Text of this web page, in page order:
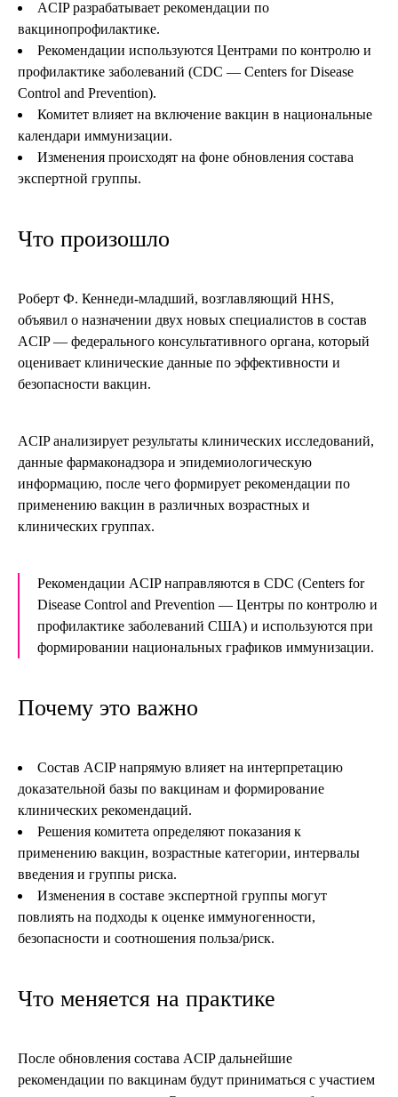
ACIP разрабатывает рекомендации по
вакцинопрофилактике.
Рекомендации используются Центрами по контролю и
профилактике заболеваний (CDC — Centers for Disease
Control and Prevention).
Комитет влияет на включение вакцин в национальные
календари иммунизации.
Изменения происходят на фоне обновления состава
экспертной группы.
Что произошло
Роберт Ф. Кеннеди-младший, возглавляющий HHS,
объявил о назначении двух новых специалистов в состав
ACIP — федерального консультативного органа, который
оценивает клинические данные по эффективности и
безопасности вакцин.
ACIP анализирует результаты клинических исследований,
данные фармаконадзора и эпидемиологическую
информацию, после чего формирует рекомендации по
применению вакцин в различных возрастных и
клинических группах.
Рекомендации ACIP направляются в CDC (Centers for
Disease Control and Prevention — Центры по контролю и
профилактике заболеваний США) и используются при
формировании национальных графиков иммунизации.
Почему это важно
Состав ACIP напрямую влияет на интерпретацию
доказательной базы по вакцинам и формирование
клинических рекомендаций.
Решения комитета определяют показания к
применению вакцин, возрастные категории, интервалы
введения и группы риска.
Изменения в составе экспертной группы могут
повлиять на подходы к оценке иммуногенности,
безопасности и соотношения польза/риск.
Что меняется на практике
После обновления состава ACIP дальнейшие
рекомендации по вакцинам будут приниматься с участием